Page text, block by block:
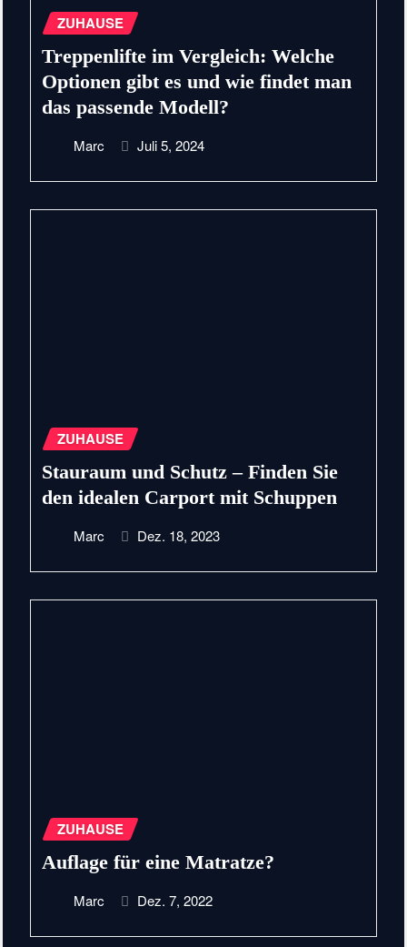
ZUHAUSE
Treppenlifte im Vergleich: Welche
Optionen gibt es und wie findet man
das passende Modell?
Marc Juli 5, 2024
ZUHAUSE
Stauraum und Schutz – Finden Sie
den idealen Carport mit Schuppen
Marc Dez. 18, 2023
ZUHAUSE
Auflage für eine Matratze?
Marc Dez. 7, 2022